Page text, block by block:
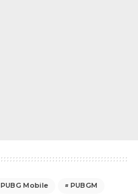
PUBG Mobile
PUBGM